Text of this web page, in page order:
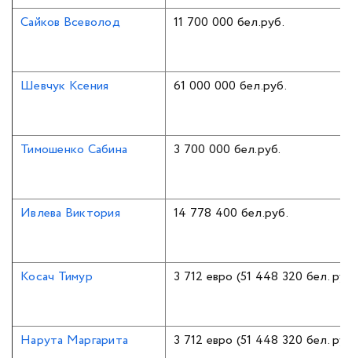
Сайков Всеволод 11 700 000 бел.руб.
Шевчук Ксения 61 000 000 бел.руб.
Тимошенко Сабина 3 700 000 бел.руб.
Ивлева Виктория 14 778 400 бел.руб.
Косач Тимур 3 712 евро (51 448 320 бел.
Нарута Маргарита 3 712 евро (51 448 320 бел.